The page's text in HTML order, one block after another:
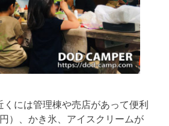
くには管理棟や売店があって便利
）、かき氷、アイスクリームが